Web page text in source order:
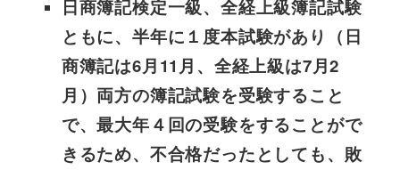
日商簿記検定一級、全経上級簿記試験
ともに、半年に１度本試験があり（日
商簿記は6月11月、全経上級は7月2
月）両方の簿記試験を受験すること
で、最大年４回の受験をすることがで
きるため、不合格だったとしても、敗